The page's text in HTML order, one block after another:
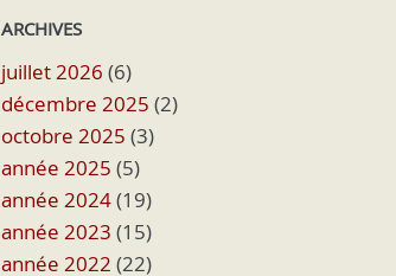
ARCHIVES
juillet 2026 (6)
décembre 2025 (2)
octobre 2025 (3)
année 2025 (5)
année 2024(19)
année 2023 (15)
année 2022 (22)